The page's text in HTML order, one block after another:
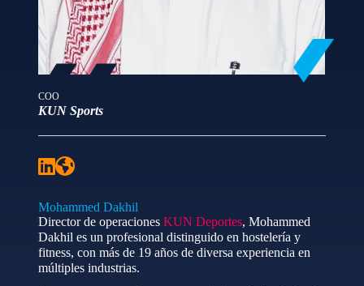
COO
KUN Sports
Mohammed Dakhil
Director de operaciones KUN Deportes, Mohammed
Dakhil es un profesional distinguido en hostelería y
fitness, con más de 19 años de diversa experiencia en
múltiples industrias.